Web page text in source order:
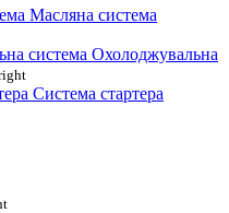
Масляна система
Охолоджувальна
Система стартера